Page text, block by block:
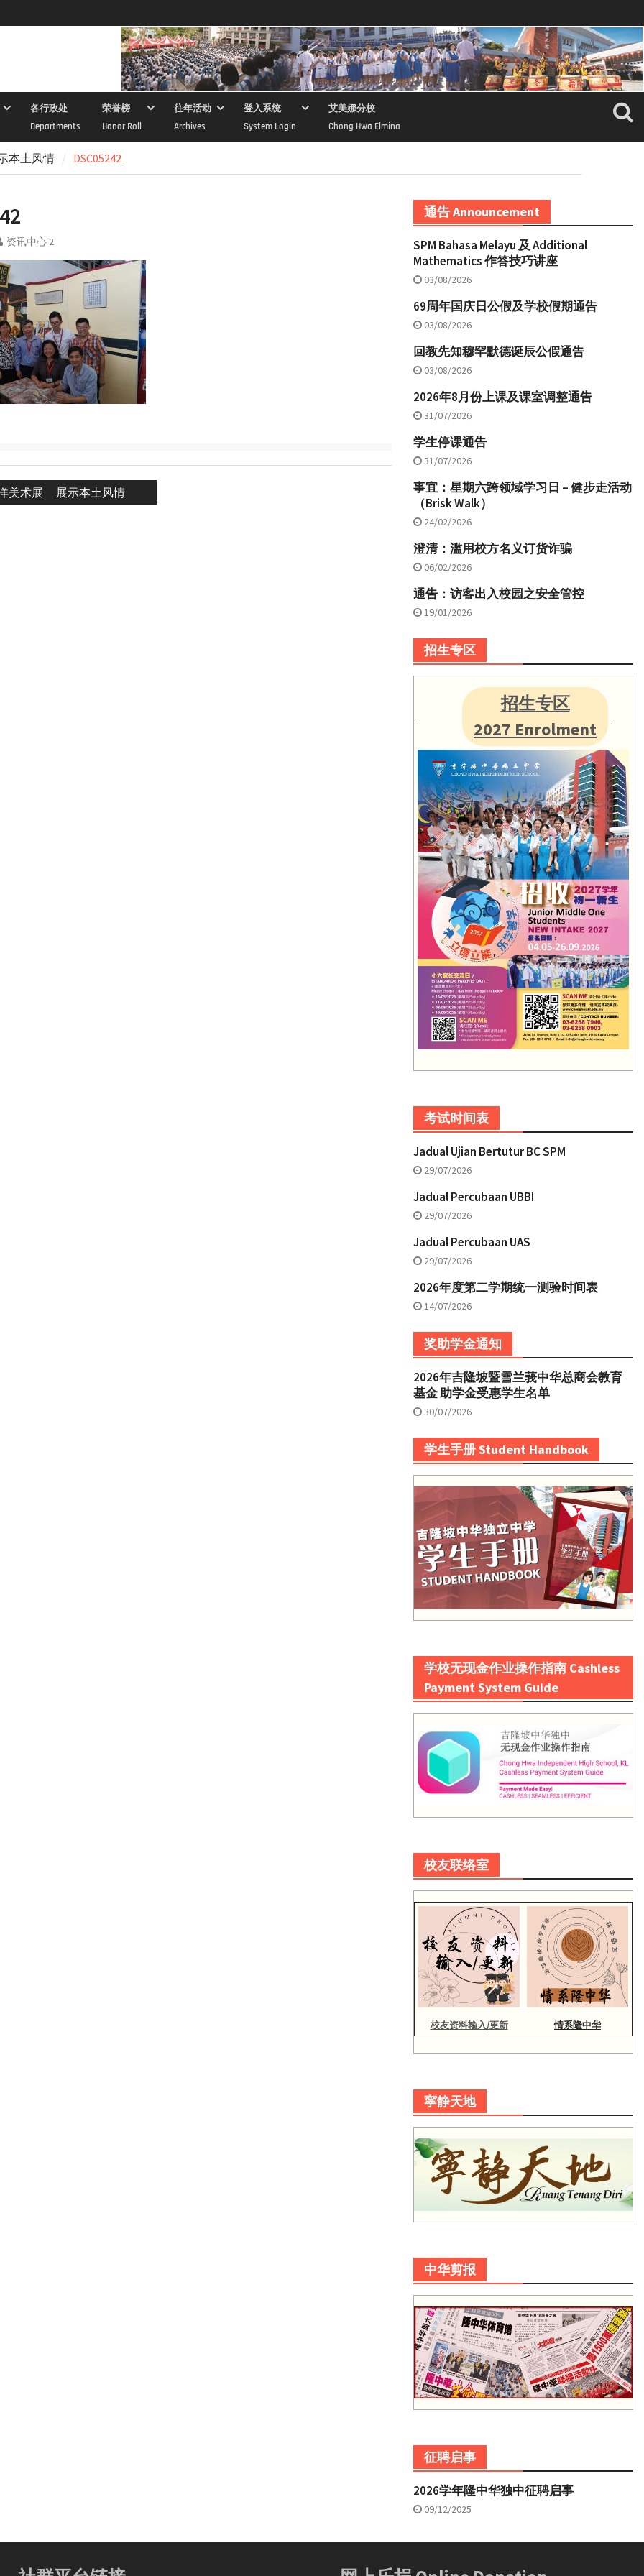
各行政处
Departments
荣誉榜
Honor Roll
往年活动
Archives
登入系统
System Login
艾美娜分校
Chong Hwa Elmina
本土风情 DSC05242
资讯中心 2
美术展 展示本土风情
通告 Announcement
SPM Bahasa Melayu 及 Additional
Mathematics 作答技巧讲座
03/08/2026
69周年国庆日公假及学校假期通告
03/08/2026
回教先知穆罕默德诞辰公假通告
03/08/2026
2026年8月份上课及课室调整通告
31/07/2026
学生停课通告
31/07/2026
事宜：星期六跨领域学习日 – 健步走活动
（Brisk Walk）
24/02/2026
澄清：滥用校方名义订货诈骗
06/02/2026
通告：访客出入校园之安全管控
19/01/2026
招生专区
招生专区
2027 Enrolment
考试时间表
Jadual Ujian Bertutur BC SPM
29/07/2026
Jadual Percubaan UBBI
29/07/2026
Jadual Percubaan UAS
29/07/2026
2026年度第二学期统一测验时间表
14/07/2026
奖助学金通知
2026年吉隆坡暨雪兰莪中华总商会教育
基金 助学金受惠学生名单
30/07/2026
学生手册 Student Handbook
学校无现金作业操作指南 Cashless
Payment System Guide
校友联络室
校友资料输入/更新 情系隆中华
寜静天地
中华剪报
征聘启事
2026学年隆中华独中征聘启事
09/12/2025